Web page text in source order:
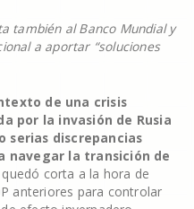
también al Banco Mundial y
a aportar “soluciones
de una crisis
por la invasión de Rusia
serias discrepancias
navegar la transición de
corta a la hora de
anteriores para controlar